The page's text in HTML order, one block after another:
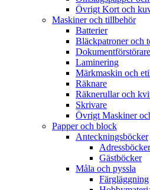
Övrigt Kort och
Maskiner och tillbehör
Batterier
Bläckpatroner och
Dokumentförstörare
Laminering
Märkmaskin och
Räknare
Räknerullar och
Skrivare
Övrigt Maskiner
Papper och block
Anteckningsböcker
Adressböcker
Gästböcker
Måla och pyssla
Färgläggning